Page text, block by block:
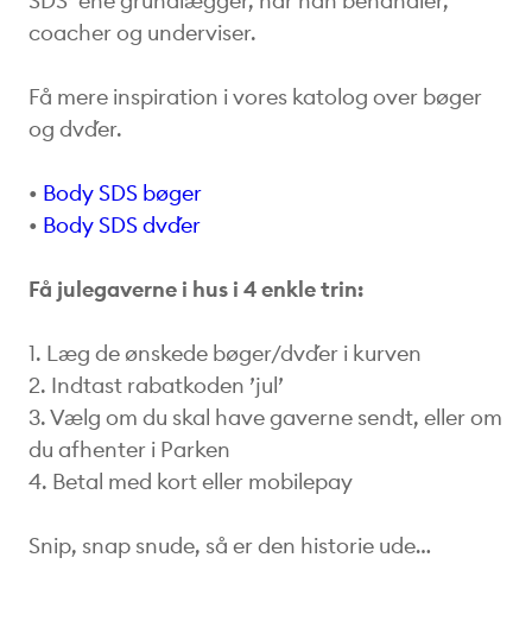
coacher og underviser.
Få mere inspiration i vores katolog over bøger
og dvd´er.
• Body SDS bøger
• Body SDS dvd´er
Få julegaverne i hus i 4 enkle trin:
1. Læg de ønskede bøger/dvd´er i kurven
2. Indtast rabatkoden ’jul’
3. Vælg om du skal have gaverne sendt, eller om
du afhenter i Parken
4. Betal med kort eller mobilepay
Snip, snap snude, så er den historie ude…